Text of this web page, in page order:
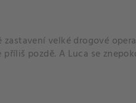
velké drogové
pozdě. A Luca se